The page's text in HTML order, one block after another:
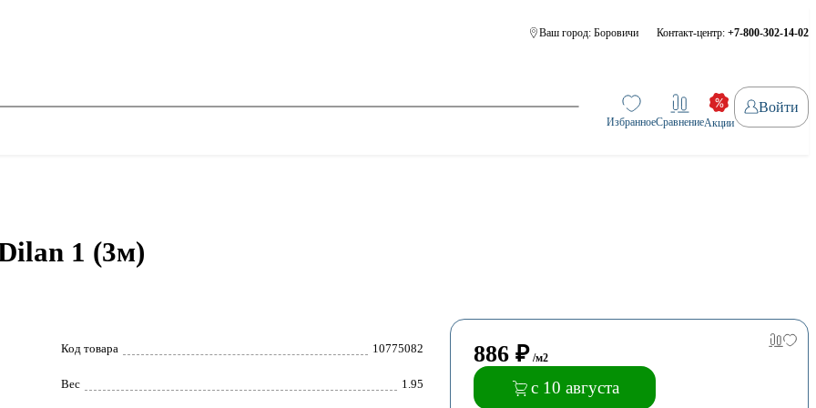
Ваш город: Боровичи Контакт-центр: +7-800-302-14-02
ИзбранноеСравнениеАкции
Войти
1 (3м)
Код товара 10775082
Вес 1.95
886 ₽ /м2
с 10 августа